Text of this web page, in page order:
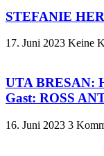
STEFANIE
17. Juni 2023 Keine
UTA BRESAN:
Gast: ROSS
16. Juni 2023 3